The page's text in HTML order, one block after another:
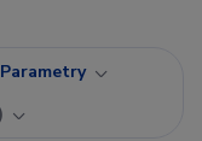
Parametry